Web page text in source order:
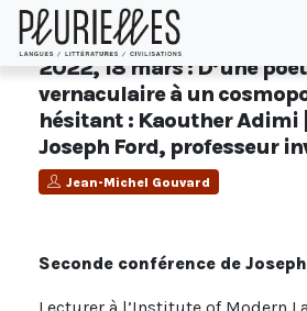
2022, 18 mars : D’une
vernaculaire à un
hésitant : Kaouther Adimi
Joseph Ford, professeur
Jean-Michel Gouvard
Seconde conférence de